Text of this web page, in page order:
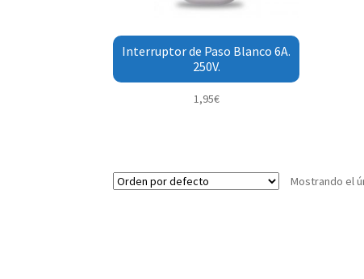
Interruptor de Paso Blanco 6A.
250V.
1,95€
Mostrando el